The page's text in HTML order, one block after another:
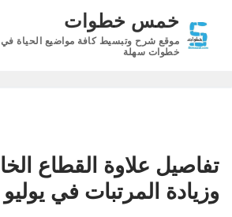
المحتوى
خمس خطوات
موقع شرح وتبسيط كافة مواضيع الحياة في
خطوات سهلة
وزيادة المرتبات في يوليو